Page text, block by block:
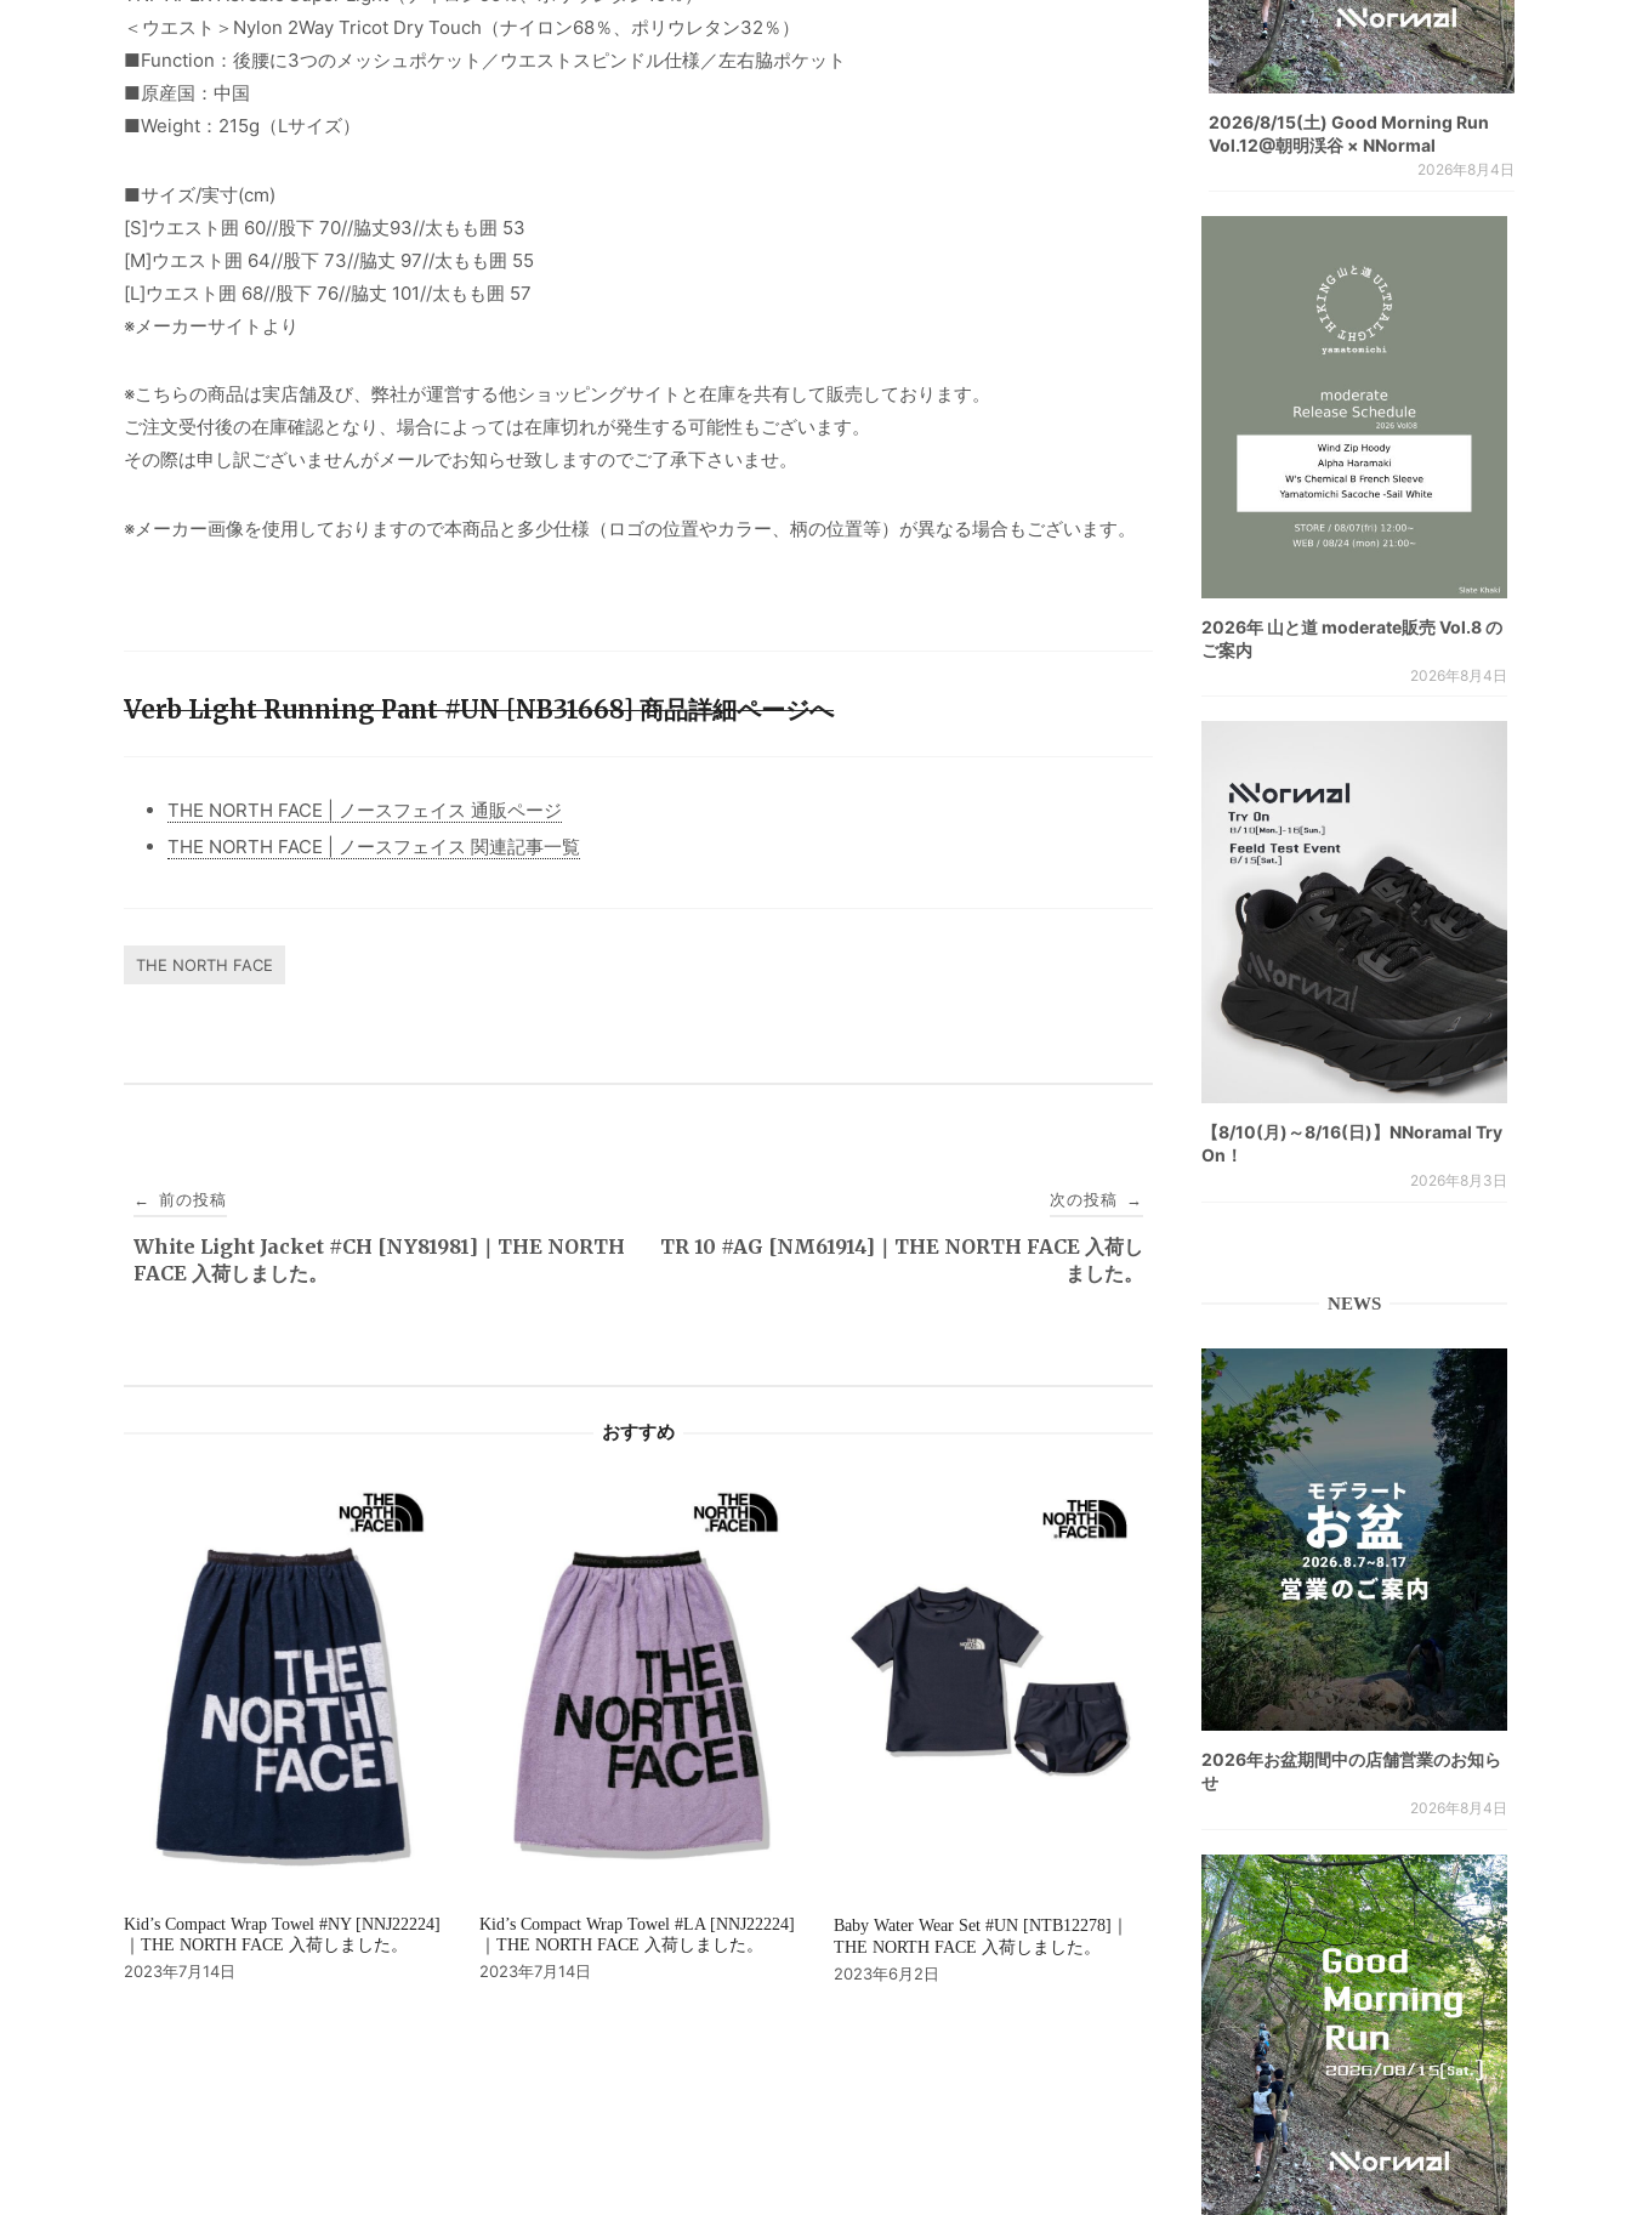
＜ウエスト＞Nylon 2Way Tricot Dry Touch（ナイロン68％、ポリウレタン32％）
■Function：後腰に3つのメッシュポケット／ウエストスピンドル仕様／左右脇ポケット
■原産国：中国
■Weight：215g（Lサイズ）
■サイズ/実寸(cm)
[S]ウエスト囲 60//股下 70//脇丈93//太もも囲 53
[M]ウエスト囲 64//股下 73//脇丈 97//太もも囲 55
[L]ウエスト囲 68//股下 76//脇丈 101//太もも囲 57
※メーカーサイトより
※こちらの商品は実店舗及び、弊社が運営する他ショッピングサイトと在庫を共有して販売しております。
ご注文受付後の在庫確認となり、場合によっては在庫切れが発生する可能性もございます。
その際は申し訳ございませんがメールでお知らせ致しますのでご了承下さいませ。
※メーカー画像を使用しておりますので本商品と多少仕様（ロゴの位置やカラー、柄の位置等）が異なる場合もございます。
Verb Light Running Pant #UN [NB31668] 商品詳細ページへ
THE NORTH FACE | ノースフェイス 通販ページ
THE NORTH FACE | ノースフェイス 関連記事一覧
THE NORTH FACE
稿
ナ
← 前の投稿
White Light Jacket #CH [NY81981]｜THE NORTH
FACE 入荷しました。
次の投稿 →
TR 10 #AG [NM61914]｜THE NORTH FACE 入荷し
ました。
おすすめ
Kid’s Compact Wrap Towel #NY [NNJ22224]
｜THE NORTH FACE 入荷しました。
2023年7月14日
Kid’s Compact Wrap Towel #LA [NNJ22224]
｜THE NORTH FACE 入荷しました。
2023年7月14日
Baby Water Wear Set #UN [NTB12278]｜
THE NORTH FACE 入荷しました。
2023年6月2日
2026/8/15(土) Good Morning Run
Vol.12@朝明渓谷 × NNormal
2026年8月4日
2026年 山と道 moderate販売 Vol.8 の
ご案内
2026年8月4日
【8/10(月)～8/16(日)】NNoramal Try
On！
2026年8月3日
NEWS
2026年お盆期間中の店舗営業のお知ら
せ
2026年8月4日